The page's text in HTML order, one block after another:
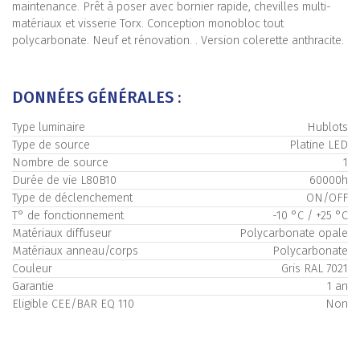
maintenance. Prêt à poser avec bornier rapide, chevilles multi-
matériaux et visserie Torx. Conception monobloc tout
polycarbonate. Neuf et rénovation. . Version colerette anthracite.
DONNÉES GÉNÉRALES :
Type luminaire
Hublots
Type de source
Platine LED
Nombre de source
1
Durée de vie L80B10
60000h
Type de déclenchement
ON/OFF
T° de fonctionnement
-10 °C / +25 °C
Matériaux diffuseur
Polycarbonate opale
Matériaux anneau/corps
Polycarbonate
Couleur
Gris RAL 7021
Garantie
1 an
Eligible CEE/BAR EQ 110
Non